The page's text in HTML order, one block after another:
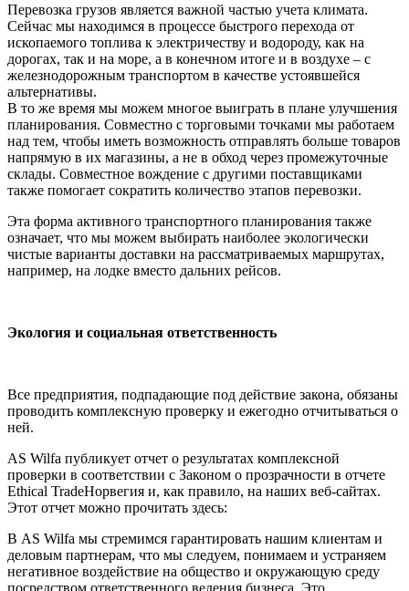
Перевозка грузов является важной частью учета климата.
Сейчас мы находимся в процессе быстрого перехода от
ископаемого топлива к электричеству и водороду, как на
дорогах, так и на море, а в конечном итоге и в воздухе – с
железнодорожным транспортом в качестве устоявшейся
альтернативы.
В то же время мы можем многое выиграть в плане улучшения
планирования. Совместно с торговыми точками мы работаем
над тем, чтобы иметь возможность отправлять больше товаров
напрямую в их магазины, а не в обход через промежуточные
склады. Совместное вождение с другими поставщиками
также помогает сократить количество этапов перевозки.
Эта форма активного транспортного планирования также
означает, что мы можем выбирать наиболее экологически
чистые варианты доставки на рассматриваемых маршрутах,
например, на лодке вместо дальних рейсов.
Экология и социальная ответственность
Все предприятия, подпадающие под действие закона, обязаны
проводить комплексную проверку и ежегодно отчитываться о
ней.
AS Wilfa публикует отчет о результатах комплексной
проверки в соответствии с Законом о прозрачности в отчете
Ethical TradeНорвегия и, как правило, на наших веб-сайтах.
Этот отчет можно прочитать здесь:
В AS Wilfa мы стремимся гарантировать нашим клиентам и
деловым партнерам, что мы следуем, понимаем и устраняем
негативное воздействие на общество и окружающую среду
посредством ответственного ведения бизнеса. Это